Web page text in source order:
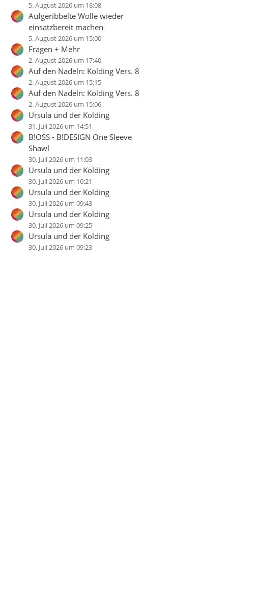
5. August 2026 um 18:08
Aufgeribbelte Wolle wieder
einsatzbereit machen
5. August 2026 um 15:00
Fragen + Mehr
2. August 2026 um 17:40
Auf den Nadeln: Kolding Vers. 8
2. August 2026 um 15:15
Auf den Nadeln: Kolding Vers. 8
2. August 2026 um 15:06
Ursula und der Kolding
31. Juli 2026 um 14:51
B!OSS - B!DESIGN One Sleeve
Shawl
30. Juli 2026 um 11:03
Ursula und der Kolding
30. Juli 2026 um 10:21
Ursula und der Kolding
30. Juli 2026 um 09:43
Ursula und der Kolding
30. Juli 2026 um 09:25
Ursula und der Kolding
30. Juli 2026 um 09:23